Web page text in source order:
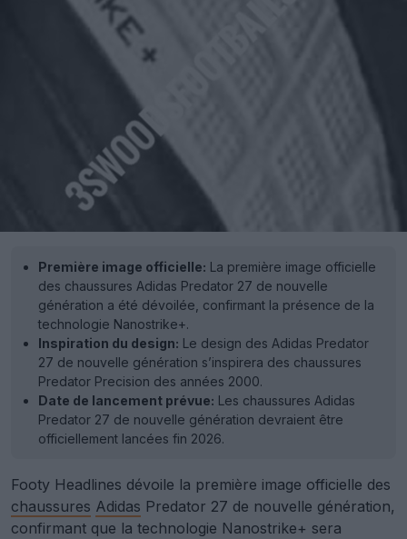
Première image officielle: La première image officielle
des chaussures Adidas Predator 27 de nouvelle
génération a été dévoilée, confirmant la présence de la
technologie Nanostrike+.
Inspiration du design: Le design des Adidas Predator
27 de nouvelle génération s’inspirera des chaussures
Predator Precision des années 2000.
Date de lancement prévue: Les chaussures Adidas
Predator 27 de nouvelle génération devraient être
officiellement lancées fin 2026.
Footy Headlines dévoile la première image officielle des
chaussures Adidas Predator 27 de nouvelle génération,
confirmant que la technologie Nanostrike+ sera